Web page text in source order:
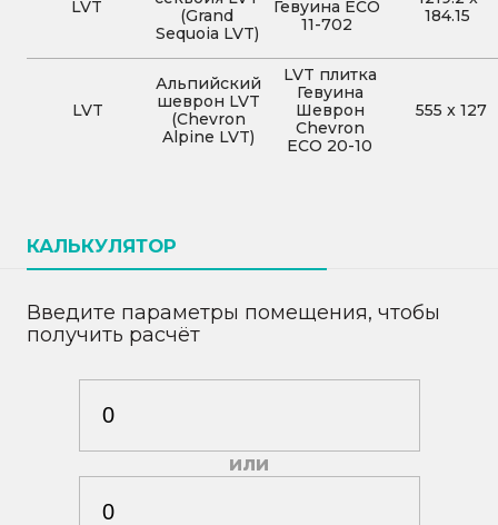
LVT
(Grand
Sequoia LVT)
Гевуина ECO
11-702
184.15
LVT
Альпийский
шеврон LVT
(Chevron
Alpine LVT)
LVT плитка
Гевуина
Шеврон
Chevron
ECO 20-10
555 x127
КАЛЬКУЛЯТОР
Введите параметры помещения, чтобы
получить расчёт
или